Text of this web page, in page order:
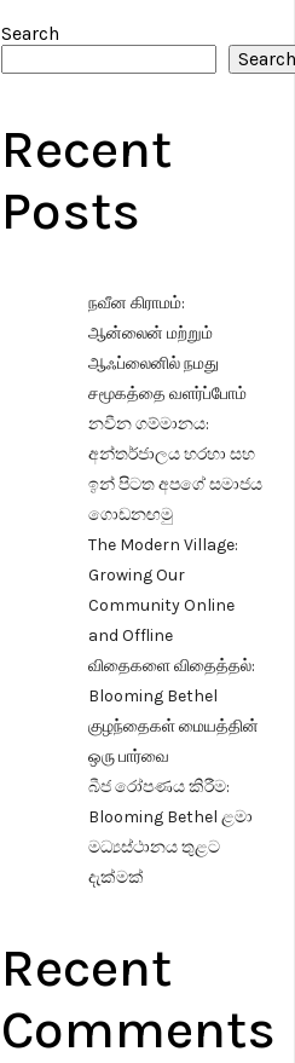
Search
Recent
Posts
நவீன கிராமம்:
ஆன்லைன் மற்றும்
ஆஃப்லைனில் நமது
சமூகத்தை வளர்ப்போம்
නවීන ගම්මානය:
අන්තර්ජාලය හරහා සහ
ඉන් පිටත අපගේ සමාජය
ගොඩනඟමු
The Modern Village:
Growing Our
Community Online
and Offline
விதைகளை விதைத்தல்:
Blooming Bethel
குழந்தைகள் மையத்தின்
ஒரு பார்வை
බීජ රෝපණය කිරීම:
Blooming Bethel ළමා
මධ්‍යස්ථානය තුළට
දැක්මක්
Recent
Comments